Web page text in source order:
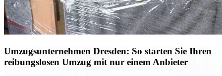
Umzugsunternehmen Dresden: So starten Sie Ihren
reibungslosen Umzug mit nur einem Anbieter